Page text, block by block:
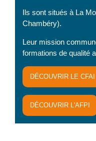
Ils sont situés à La
Chambéry).
Leur mission
formations de qualité
DÉCOUVRIR LE CFAI
DÉCOUVRIR L'AFPI